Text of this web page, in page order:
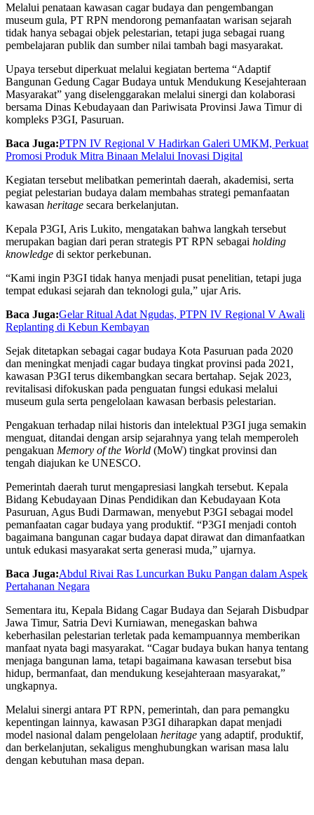
Melalui penataan kawasan cagar budaya dan pengembangan
museum gula, PT RPN mendorong pemanfaatan warisan sejarah
tidak hanya sebagai objek pelestarian, tetapi juga sebagai ruang
pembelajaran publik dan sumber nilai tambah bagi masyarakat.
Upaya tersebut diperkuat melalui kegiatan bertema “Adaptif
Bangunan Gedung Cagar Budaya untuk Mendukung Kesejahteraan
Masyarakat” yang diselenggarakan melalui sinergi dan kolaborasi
bersama Dinas Kebudayaan dan Pariwisata Provinsi Jawa Timur di
kompleks P3GI, Pasuruan.
Baca Juga:PTPN IV Regional V Hadirkan Galeri UMKM, Perkuat
Promosi Produk Mitra Binaan Melalui Inovasi Digital
Kegiatan tersebut melibatkan pemerintah daerah, akademisi, serta
pegiat pelestarian budaya dalam membahas strategi pemanfaatan
kawasan heritage secara berkelanjutan.
Kepala P3GI, Aris Lukito, mengatakan bahwa langkah tersebut
merupakan bagian dari peran strategis PT RPN sebagai holding
knowledge di sektor perkebunan.
“Kami ingin P3GI tidak hanya menjadi pusat penelitian, tetapi juga
tempat edukasi sejarah dan teknologi gula,” ujar Aris.
Baca Juga:Gelar Ritual Adat Ngudas, PTPN IV Regional V Awali
Replanting di Kebun Kembayan
Sejak ditetapkan sebagai cagar budaya Kota Pasuruan pada 2020
dan meningkat menjadi cagar budaya tingkat provinsi pada 2021,
kawasan P3GI terus dikembangkan secara bertahap. Sejak 2023,
revitalisasi difokuskan pada penguatan fungsi edukasi melalui
museum gula serta pengelolaan kawasan berbasis pelestarian.
Pengakuan terhadap nilai historis dan intelektual P3GI juga semakin
menguat, ditandai dengan arsip sejarahnya yang telah memperoleh
pengakuan Memory of the World (MoW) tingkat provinsi dan
tengah diajukan ke UNESCO.
Pemerintah daerah turut mengapresiasi langkah tersebut. Kepala
Bidang Kebudayaan Dinas Pendidikan dan Kebudayaan Kota
Pasuruan, Agus Budi Darmawan, menyebut P3GI sebagai model
pemanfaatan cagar budaya yang produktif. “P3GI menjadi contoh
bagaimana bangunan cagar budaya dapat dirawat dan dimanfaatkan
untuk edukasi masyarakat serta generasi muda,” ujarnya.
Baca Juga:Abdul Rivai Ras Luncurkan Buku Pangan dalam Aspek
Pertahanan Negara
Sementara itu, Kepala Bidang Cagar Budaya dan Sejarah Disbudpar
Jawa Timur, Satria Devi Kurniawan, menegaskan bahwa
keberhasilan pelestarian terletak pada kemampuannya memberikan
manfaat nyata bagi masyarakat. “Cagar budaya bukan hanya tentang
menjaga bangunan lama, tetapi bagaimana kawasan tersebut bisa
hidup, bermanfaat, dan mendukung kesejahteraan masyarakat,”
ungkapnya.
Melalui sinergi antara PT RPN, pemerintah, dan para pemangku
kepentingan lainnya, kawasan P3GI diharapkan dapat menjadi
model nasional dalam pengelolaan heritage yang adaptif, produktif,
dan berkelanjutan, sekaligus menghubungkan warisan masa lalu
dengan kebutuhan masa depan.